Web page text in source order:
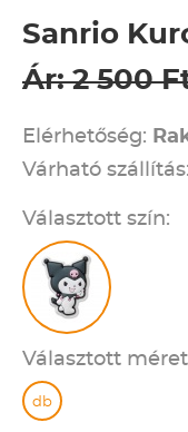
Sanrio
Ár: 2 500
Elérhetőség:
Várható
Választott szín:
Választott
db